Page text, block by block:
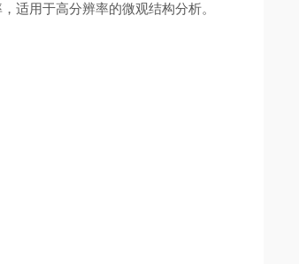
适用于高分辨率的微观结构分析。